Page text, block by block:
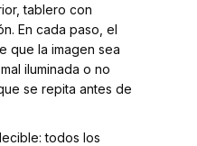
tablero con
En cada paso, el
que la imagen sea
iluminada o no
se repita antes de
todos los